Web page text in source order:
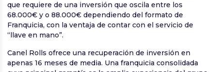
que requiere de una inversión que oscila entre los
68.000€ y o 88.000€ dependiendo del formato de
Franquicia, con la ventaja de contar con el servicio de
“llave en mano”.
Canel Rolls ofrece una recuperación de inversión en
apenas 16 meses de media. Una franquicia consolidada